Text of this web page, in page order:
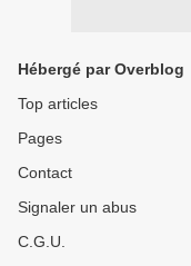
Hébergé par Overblog
Top articles
Pages
Contact
Signaler un abus
C.G.U.